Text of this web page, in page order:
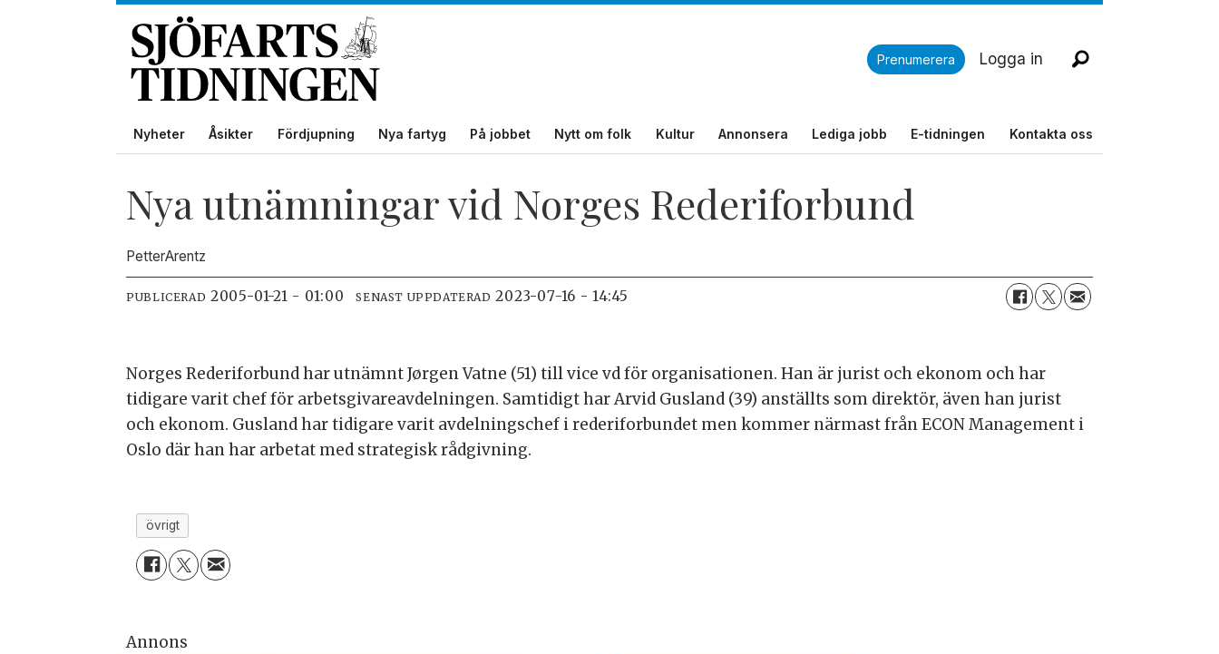
Prenumerera Logga in
Nyheter Åsikter Fördjupning Nya fartyg På jobbet Nytt om folk Kultur Annonsera Lediga jobb E-tidningen Kontakta oss
Nya utnämningar vid Norges Rederiforbund
PetterArentz
PUBLICERAD 2005-01-21 - 01:00 SENAST UPPDATERAD 2023-07-16 - 14:45
Norges Rederiforbund har utnämnt Jørgen Vatne (51) till vice vd för organisationen. Han är jurist och ekonom och har
tidigare varit chef för arbetsgivareavdelningen. Samtidigt har Arvid Gusland (39) anställts som direktör, även han jurist
och ekonom. Gusland har tidigare varit avdelningschef i rederiforbundet men kommer närmast från ECON Management i
Oslo där han har arbetat med strategisk rådgivning.
övrigt
Annons